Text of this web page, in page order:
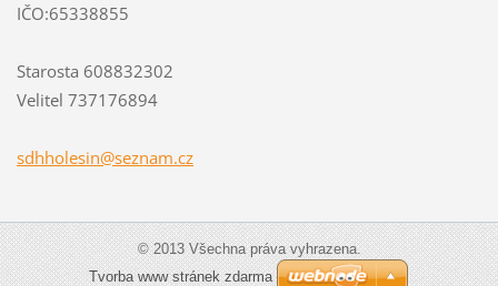
IČO:65338855
Starosta 608832302
Velitel 737176894
sdhholesin@seznam.cz
© 2013 Všechna práva vyhrazena.
Tvorba www stránek zdarma